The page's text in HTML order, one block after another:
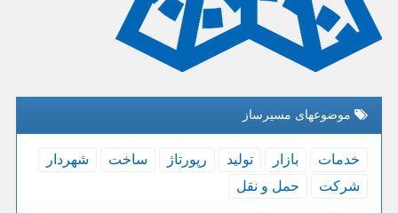
موضوعهای مسیرساز
خدمات بازار تولید رپورتاژ ساخت
شهردار
شركت
حمل و نقل